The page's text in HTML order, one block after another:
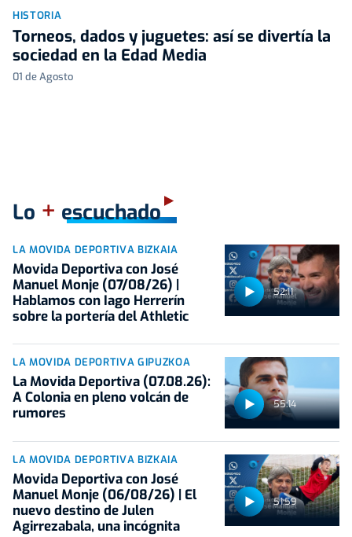
HISTORIA
Torneos, dados y juguetes: así se divertía la
sociedad en la Edad Media
01 de Agosto
Lo + escuchado
52:11
LA MOVIDA DEPORTIVA BIZKAIA
Movida Deportiva con José
Manuel Monje (07/08/26) |
Hablamos con Iago Herrerín
sobre la portería del Athletic
55:14
LA MOVIDA DEPORTIVA GIPUZKOA
La Movida Deportiva (07.08.26):
A Colonia en pleno volcán de
rumores
51:59
LA MOVIDA DEPORTIVA BIZKAIA
Movida Deportiva con José
Manuel Monje (06/08/26) | El
nuevo destino de Julen
Agirrezabala, una incógnita